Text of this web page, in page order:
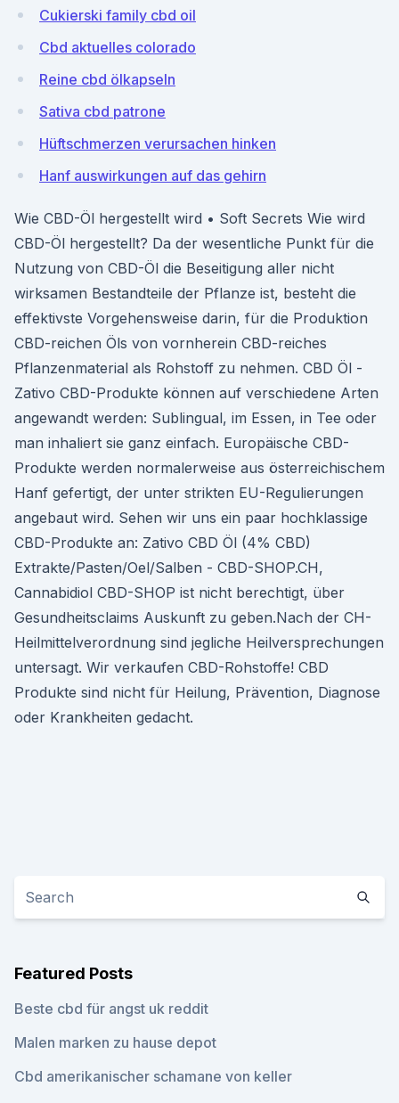
Cukierski family cbd oil
Cbd aktuelles colorado
Reine cbd ölkapseln
Sativa cbd patrone
Hüftschmerzen verursachen hinken
Hanf auswirkungen auf das gehirn
Wie CBD-Öl hergestellt wird • Soft Secrets Wie wird
CBD-Öl hergestellt? Da der wesentliche Punkt für die
Nutzung von CBD-Öl die Beseitigung aller nicht
wirksamen Bestandteile der Pflanze ist, besteht die
effektivste Vorgehensweise darin, für die Produktion
CBD-reichen Öls von vornherein CBD-reiches
Pflanzenmaterial als Rohstoff zu nehmen. CBD Öl -
Zativo CBD-Produkte können auf verschiedene Arten
angewandt werden: Sublingual, im Essen, in Tee oder
man inhaliert sie ganz einfach. Europäische CBD-
Produkte werden normalerweise aus österreichischem
Hanf gefertigt, der unter strikten EU-Regulierungen
angebaut wird. Sehen wir uns ein paar hochklassige
CBD-Produkte an: Zativo CBD Öl (4% CBD)
Extrakte/Pasten/Oel/Salben - CBD-SHOP.CH,
Cannabidiol CBD-SHOP ist nicht berechtigt, über
Gesundheitsclaims Auskunft zu geben.Nach der CH-
Heilmittelverordnung sind jegliche Heilversprechungen
untersagt. Wir verkaufen CBD-Rohstoffe! CBD
Produkte sind nicht für Heilung, Prävention, Diagnose
oder Krankheiten gedacht.
Featured Posts
Beste cbd für angst uk reddit
Malen marken zu hause depot
Cbd amerikanischer schamane von keller